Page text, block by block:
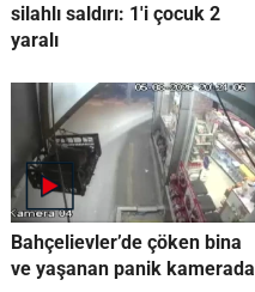
silahlı saldırı: 1'i çocuk 2
yaralı
Bahçelievler’de çöken bina
ve yaşanan panik kamerada